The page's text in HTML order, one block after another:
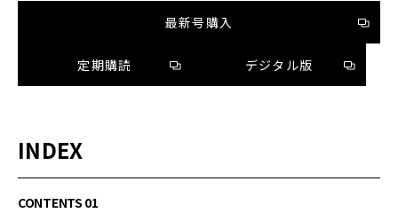
最新号購入
定期購読 デジタル版
INDEX
CONTENTS 01